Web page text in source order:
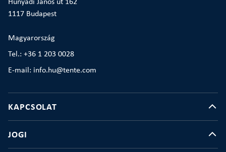
Hunyadi János út 162
1117 Budapest
Magyarország
Tel.: +36 1 203 0028
E-mail: info.hu@tente.com
KAPCSOLAT
JOGI